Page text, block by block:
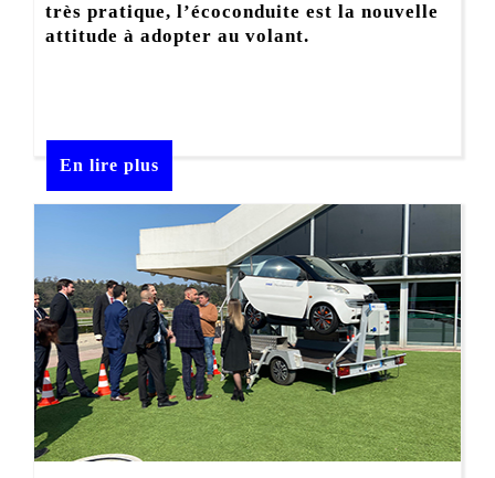
très pratique, l’écoconduite est la nouvelle
attitude à adopter au volant.
En lire plus